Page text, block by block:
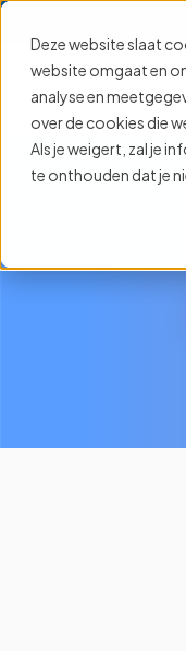
Deze website slaat
website omgaat en
analyse en
over de cookies die
Als je weigert, zal je
te onthouden dat je